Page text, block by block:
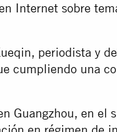
Internet sobre
periodista y
cumpliendo una
Guangzhou, en